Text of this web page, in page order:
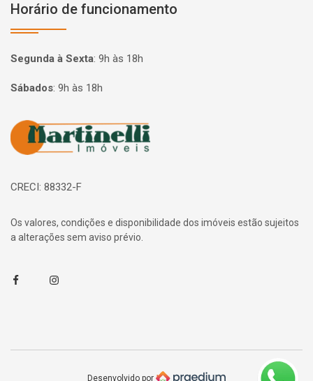
Horário de funcionamento
Segunda à Sexta: 9h às 18h
Sábados: 9h às 18h
Página inicial
CRECI: 88332-F
Os valores, condições e disponibilidade dos imóveis estão sujeitos
a alterações sem aviso prévio.
FacebookInstagram
Desenvolvido por